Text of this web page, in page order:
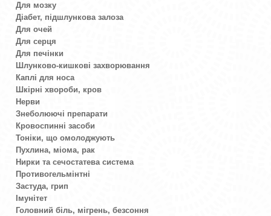
Для мозку
Діабет, підшлункова залоза
Для очей
Для серця
Для печінки
Шлунково-кишкові захворювання
Каплі для носа
Шкірні хвороби, кров
Нерви
Знеболюючі препарати
Кровоспинні засоби
Тоніки, що омолоджують
Пухлина, міома, рак
Нирки та сечостатева система
Противогельмінтні
Застуда, грип
Імунітет
Головний біль, мігрень, безсоння